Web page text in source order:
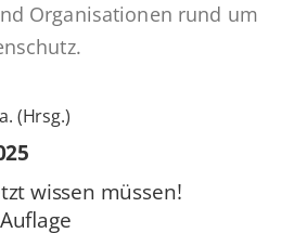
Organisationen rund um
(Hrsg.)
wissen müssen!